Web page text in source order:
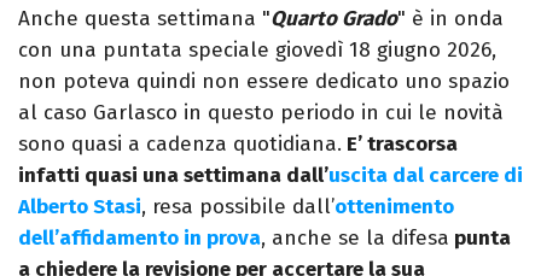
cerco sempre le ultime tendenze.
Anche questa settimana "Quarto Grado" è in onda
con una puntata speciale giovedì 18 giugno 2026,
non poteva quindi non essere dedicato uno spazio
al caso Garlasco in questo periodo in cui le novità
sono quasi a cadenza quotidiana. E’ trascorsa
infatti quasi una settimana dall’uscita dal carcere di
Alberto Stasi, resa possibile dall’ottenimento
dell’affidamento in prova, anche se la difesa punta
a chiedere la revisione per accertare la sua